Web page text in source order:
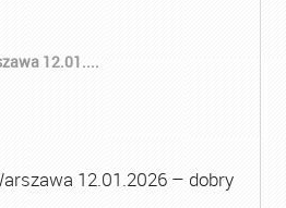
12.01....
12.01.2026 – dobry